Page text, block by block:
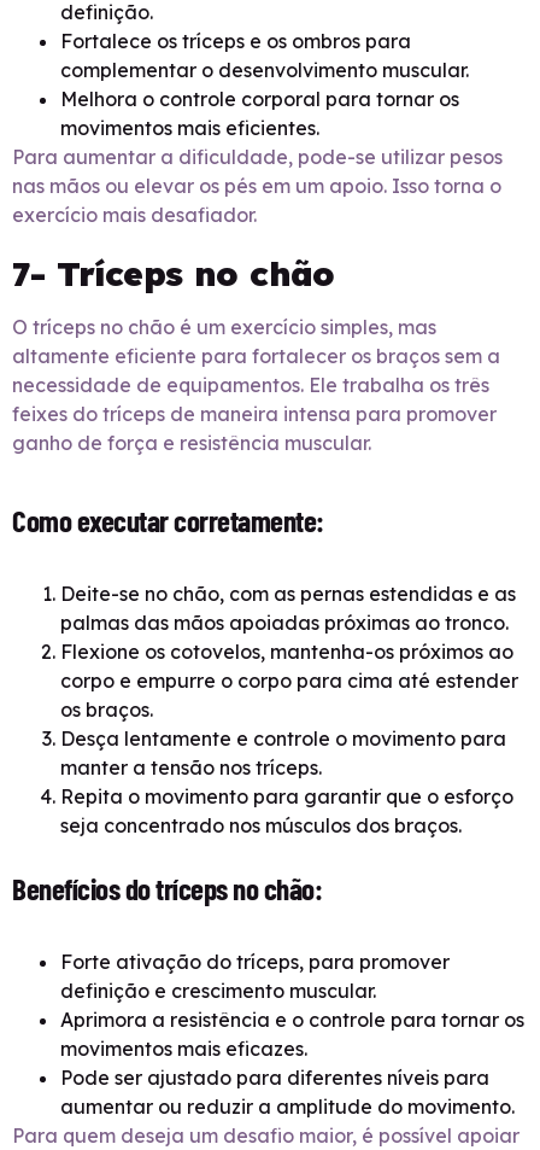
definição.
Fortalece os tríceps e os ombros para
complementar o desenvolvimento muscular.
Melhora o controle corporal para tornar os
movimentos mais eficientes.
Para aumentar a dificuldade, pode-se utilizar pesos
nas mãos ou elevar os pés em um apoio. Isso torna o
exercício mais desafiador.
7- Tríceps no chão
O tríceps no chão é um exercício simples, mas
altamente eficiente para fortalecer os braços sem a
necessidade de equipamentos. Ele trabalha os três
feixes do tríceps de maneira intensa para promover
ganho de força e resistência muscular.
Como executar corretamente:
Deite-se no chão, com as pernas estendidas e as
palmas das mãos apoiadas próximas ao tronco.
Flexione os cotovelos, mantenha-os próximos ao
corpo e empurre o corpo para cima até estender
os braços.
Desça lentamente e controle o movimento para
manter a tensão nos tríceps.
Repita o movimento para garantir que o esforço
seja concentrado nos músculos dos braços.
Benefícios do tríceps no chão:
Forte ativação do tríceps, para promover
definição e crescimento muscular.
Aprimora a resistência e o controle para tornar os
movimentos mais eficazes.
Pode ser ajustado para diferentes níveis para
aumentar ou reduzir a amplitude do movimento.
Para quem deseja um desafio maior, é possível apoiar